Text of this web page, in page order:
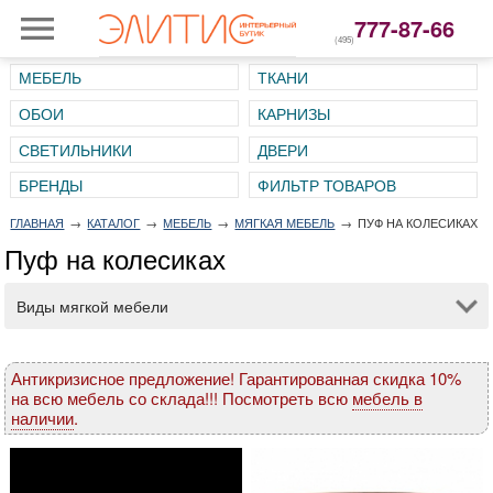
(495)777-87-66
МЕБЕЛЬ
ТКАНИ
ОБОИ
КАРНИЗЫ
СВЕТИЛЬНИКИ
ДВЕРИ
ГЛАВНАЯ → КАТАЛОГ → МЕБЕЛЬ → МЯГКАЯ МЕБЕЛЬ → ПУФ НА КОЛЕСИКАХ
Пуф на колесиках
Виды мягкой мебели
Антикризисное предложение! Гарантированная скидка 10%
на всю мебель со склада!!! Посмотреть всю мебель в
наличии.